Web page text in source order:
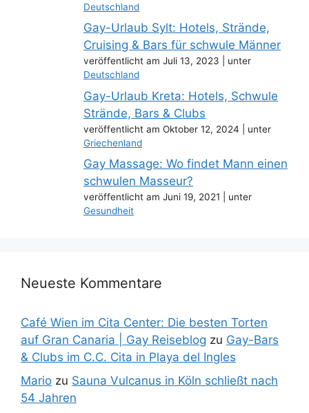
Deutschland
Gay-Urlaub Sylt: Hotels, Strände,
Cruising & Bars für schwule Männer
veröffentlicht am Juli 13, 2023
unter
Deutschland
Gay-Urlaub Kreta: Hotels, Schwule
Strände, Bars & Clubs
veröffentlicht am Oktober 12, 2024
unter
Griechenland
Gay Massage: Wo findet Mann einen
schwulen Masseur?
veröffentlicht am Juni 19, 2021
unter
Gesundheit
Neueste Kommentare
Café Wien im Cita Center: Die besten Torten
auf Gran Canaria | Gay Reiseblog zu Gay-Bars
& Clubs im C.C. Cita in Playa del Ingles
Mario zu Sauna Vulcanus in Köln schließt nach
54 Jahren